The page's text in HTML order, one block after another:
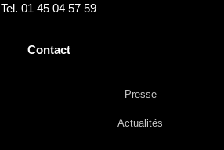
Tel. 01 45 04 57 59
Contact
Presse
Actualités